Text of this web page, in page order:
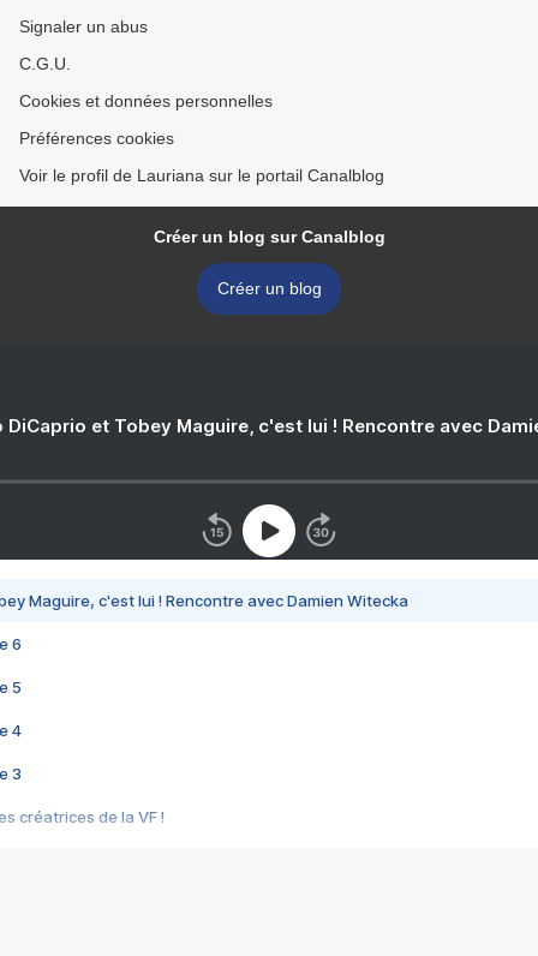
Signaler un abus
C.G.U.
Cookies et données personnelles
Préférences cookies
Voir le profil de Lauriana sur le portail Canalblog
Créer un blog sur Canalblog
Créer un blog
DiCaprio et Tobey Maguire, c'est lui ! Rencontre avec
Maguire, c'est lui ! Rencontre avec Damien Witecka
6
5
4
3
créatrices de la VF !